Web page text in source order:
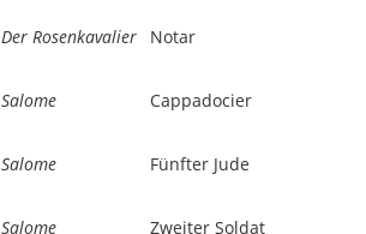
Der Rosenkavalier Notar
Salome Cappadocier
Salome Fünfter Jude
Salome Zweiter Soldat